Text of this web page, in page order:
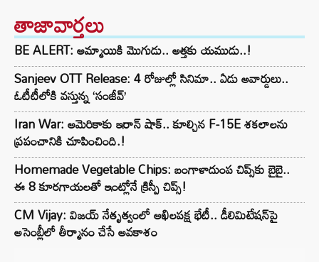
తాజావార్తలు
BE ALERT: అమ్మాయికి మొగుడు.. అత్తకు యముడు..!
Sanjeev OTT Release: 4 రోజుల్లో సినిమా.. ఏడు అవార్డులు..
ఓటీటీలోకి వస్తున్న ‘సంజీవ్’
Iran War: అమెరికాకు ఇరాన్ షాక్.. కూల్చిన F-15E శకలాలను
ప్రపంచానికి చూపించింది.!
Homemade Vegetable Chips: బంగాళాదుంప చిప్స్‌కు బైబై..
ఈ 8 కూరగాయలతో ఇంట్లోనే క్రిస్పీ చిప్స్!
CM Vijay: విజయ్ నేతృత్వంలో అఖిలపక్ష భేటీ.. డీలిమిటేషన్‌పై
అసెంబ్లీలో తీర్మానం చేసే అవకాశం